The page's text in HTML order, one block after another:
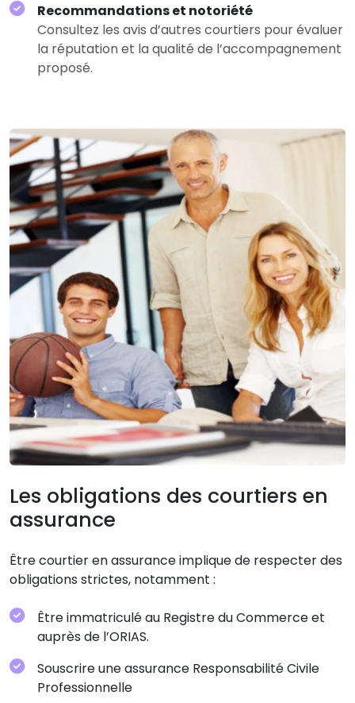
Recommandations et notoriété
Consultez les avis d’autres courtiers pour évaluer
la réputation et la qualité de l’accompagnement
proposé.
Les obligations des courtiers en
assurance
Être courtier en assurance implique de respecter des
obligations strictes, notamment :
Être immatriculé au Registre du Commerce et
auprès de l’ORIAS.
Souscrire une assurance Responsabilité Civile
Professionnelle